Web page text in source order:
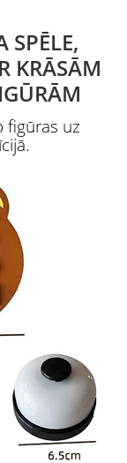
SPĒLE,
KRĀSĀM
figūras uz